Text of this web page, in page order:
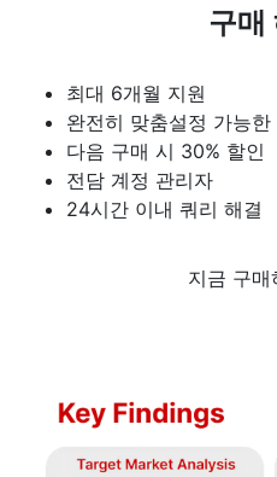
구매
최대 6개월 지원
완전히 맞춤설정 가능한
다음 구매 시 30% 할인
전담 계정 관리자
24시간 이내 쿼리 해결
지금 구매